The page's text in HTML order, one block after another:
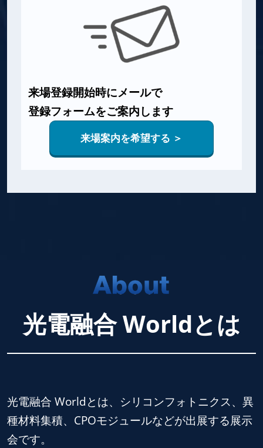
来場登録開始時にメールで
登録フォームをご案内します
来場案内を希望する ＞
光電融合 Worldとは
光電融合 Worldとは、シリコンフォトニクス、異
種材料集積、CPOモジュールなどが出展する展示
会です。